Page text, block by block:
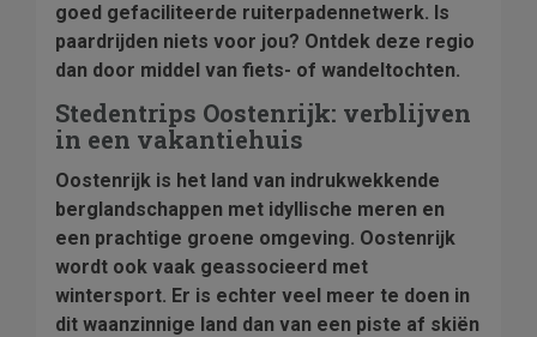
goed gefaciliteerde ruiterpadennetwerk. Is
paardrijden niets voor jou? Ontdek deze regio
dan door middel van fiets- of wandeltochten.
Stedentrips Oostenrijk: verblijven
in een vakantiehuis
Oostenrijk is het land van indrukwekkende
berglandschappen met idyllische meren en
een prachtige groene omgeving. Oostenrijk
wordt ook vaak geassocieerd met
wintersport. Er is echter veel meer te doen in
dit waanzinnige land dan van een piste af skiën